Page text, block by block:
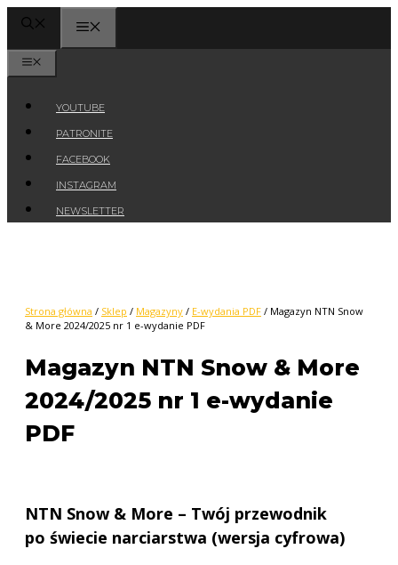
Przejdź
treści
YOUTUBE
PATRONITE
FACEBOOK
INSTAGRAM
NEWSLETTER
Strona główna / Sklep / Magazyny / E-wydania PDF / Magazyn NTN Snow
& More 2024/2025 nr 1 e-wydanie PDF
Magazyn NTN Snow & More
2024/2025 nr 1 e-wydanie
PDF
NTN Snow & More – Twój przewodnik
po świecie narciarstwa (wersja cyfrowa)